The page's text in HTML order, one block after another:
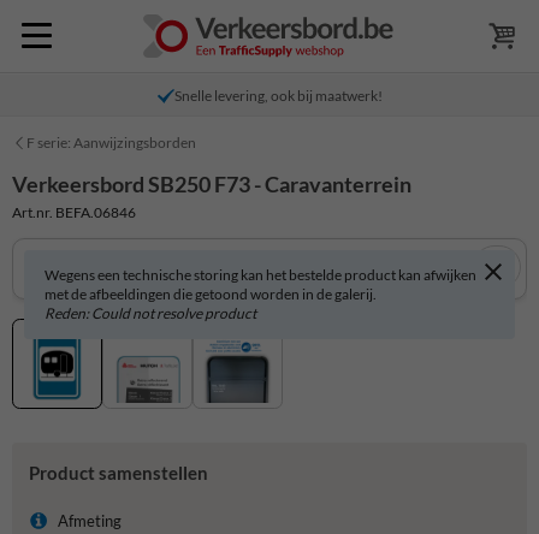
Snelle levering, ook bij maatwerk!
F serie: Aanwijzingsborden
Verkeersbord SB250 F73 - Caravanterrein
Art.nr. BEFA.06846
Wegens een technische storing kan het bestelde product kan afwijken
met de afbeeldingen die getoond worden in de galerij.
Reden: Could not resolve product
Product samenstellen
Afmeting